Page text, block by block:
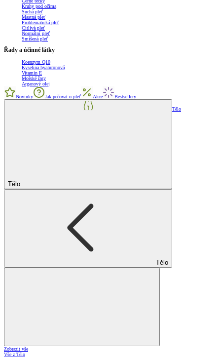
Kruhy pod očima
Suchá pleť
Mastná pleť
Problematická pleť
Citlivá pleť
Normální pleť
Smíšená pleť
Řady a účinné látky
Koenzym Q10
Kyselina hyaluronová
Vitamin E
Mořské řasy
Arganový olej
Novinky Jak pečovat o pleť Akce Bestsellery
Tělo
Tělo
Tělo
Zobrazit vše
Vše z Tělo